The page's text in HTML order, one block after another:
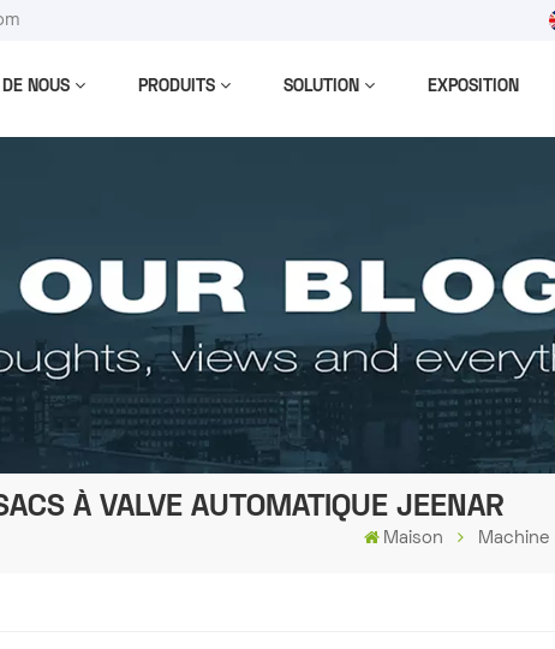
NOUS PRODUITS SOLUTION EXPOSITION
À VALVE AUTOMATIQUE JEENAR
Maison Machine